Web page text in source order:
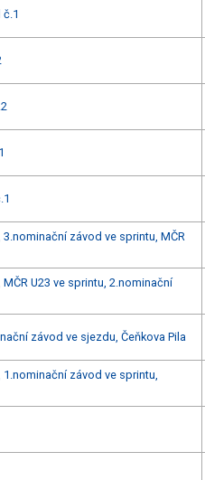
závod ve sprintu, MČR
U23 ve sprintu, 2.nominační
závod ve sjezdu, Čeňkova Pila
závod ve sprintu,